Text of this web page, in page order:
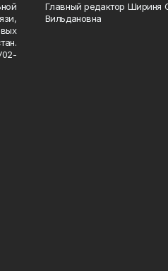
Главный редактор Шириня
Вильдановна